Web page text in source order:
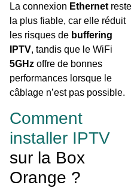
La connexion Ethernet reste
la plus fiable, car elle réduit
les risques de buffering
IPTV, tandis que le WiFi
5GHz offre de bonnes
performances lorsque le
câblage n’est pas possible.
Comment
installer IPTV
sur la Box
Orange ?